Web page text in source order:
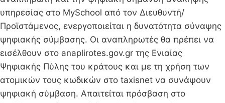
υπηρεσίας στο MySchool από τον Διευθυντή/
Προϊστάμενος, ενεργοποιείται η δυνατότητα σύναψης
ψηφιακής σύμβασης. Οι αναπληρωτές θα πρέπει να
εισέλθουν στο anaplirotes.gov.gr της Ενιαίας
Ψηφιακής Πύλης του κράτους και με τη χρήση των
ατομικών τους κωδικών στο taxisnet να συνάψουν
ψηφιακή σύμβαση. Απαιτείται πρόσβαση στο